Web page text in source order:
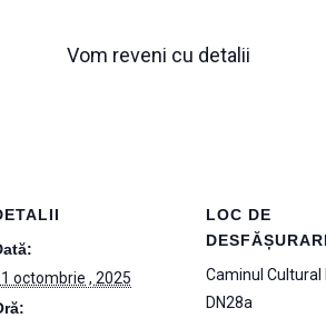
Vom reveni cu detalii
octombrie , 2025
LOC DE
Caminul Cultural
DN28a